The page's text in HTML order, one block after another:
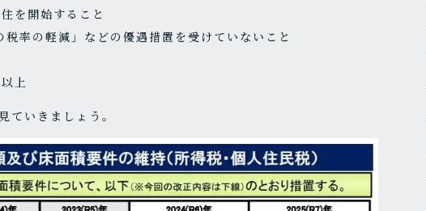
を開始すること
率の軽減」などの優遇措置を受けていないこと
上
ていきましょう。